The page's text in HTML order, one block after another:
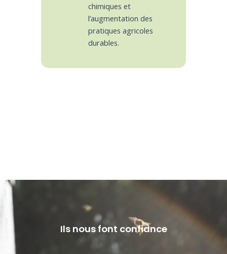
chimiques et
l’augmentation des
pratiques agricoles
durables.
Ils nous font confiance